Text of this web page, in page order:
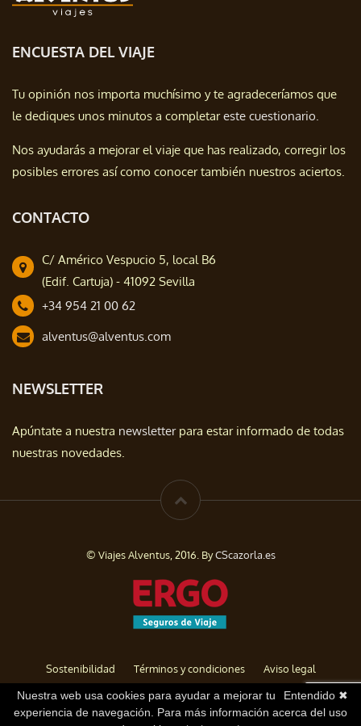
ENCUESTA DEL VIAJE
Tu opinión nos importa muchísimo y te agradeceríamos que
le dediques unos minutos a completareste cuestionario.
Nos ayudarás a mejorar el viaje que has realizado, corregir los
posibles errores así como conocer también nuestros aciertos.
CONTACTO
C/ Américo Vespucio 5, local B6
(Edif. Cartuja) - 41092 Sevilla
+34 954 21 00 62
alventus@alventus.com
NEWSLETTER
Apúntate a nuestra newsletterpara estar informado de todas
nuestras novedades.
© Viajes Alventus, 2016. ByCScazorla.es
Sostenibilidad Términos y condiciones
Aviso legal
Política de privacidad
Cookies Baja de Newsletter
Entendido ✖
Nuestra web usa cookies para ayudar a mejorar tu
experiencia de navegación. Para más información acerca del uso